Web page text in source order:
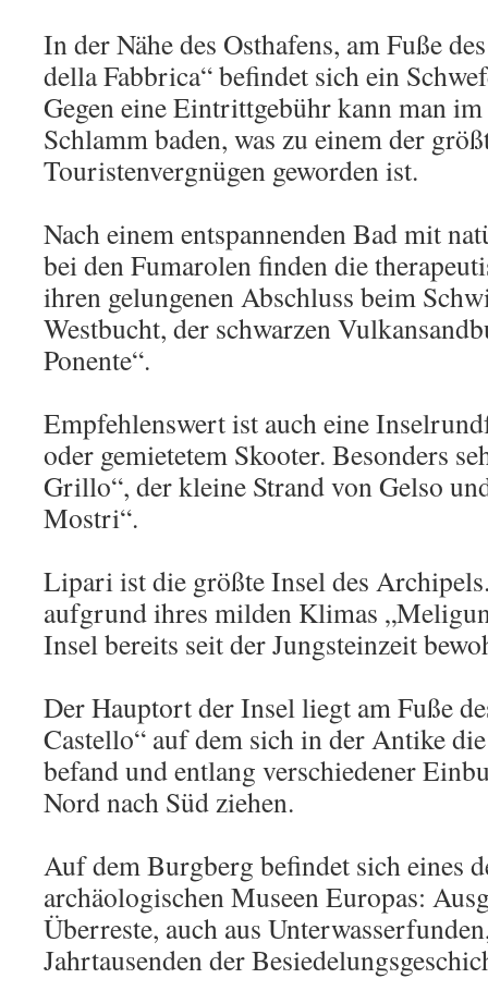
In der Nähe des Osthafens, am Fuße
della Fabbrica“ befindet sich ein
Gegen eine Eintrittgebühr kann man
Schlamm baden, was zu einem der
Touristenvergnügen geworden ist.
Nach einem entspannenden Bad mit
bei den Fumarolen finden die
ihren gelungenen Abschluss beim
Westbucht, der schwarzen
Ponente“.
Empfehlenswert ist auch eine
oder gemietetem Skooter. Besonders
Grillo“, der kleine Strand von Gelso
Mostri“.
Lipari ist die größte Insel des
aufgrund ihres milden Klimas
Insel bereits seit der Jungsteinzeit
Der Hauptort der Insel liegt am Fuße
Castello“ auf dem sich in der Antike
befand und entlang verschiedener
Nord nach Süd ziehen.
Auf dem Burgberg befindet sich eines
archäologischen Museen Europas:
Überreste, auch aus
Jahrtausenden der